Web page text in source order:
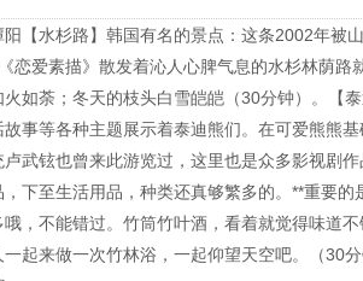
【水杉路】韩国有名的景点：这条2002年被
恋爱素描》散发着沁人心脾气息的水杉林荫
如荼；冬天的枝头白雪皑皑（30分钟）。【
事等各种主题展示着泰迪熊们。在可爱熊熊
武铉也曾来此游览过，这里也是众多影视剧
下至生活用品，种类还真够繁多的。**重要
，不能错过。竹筒竹叶酒，看着就觉得味道
起来做一次竹林浴，一起仰望天空吧。（30